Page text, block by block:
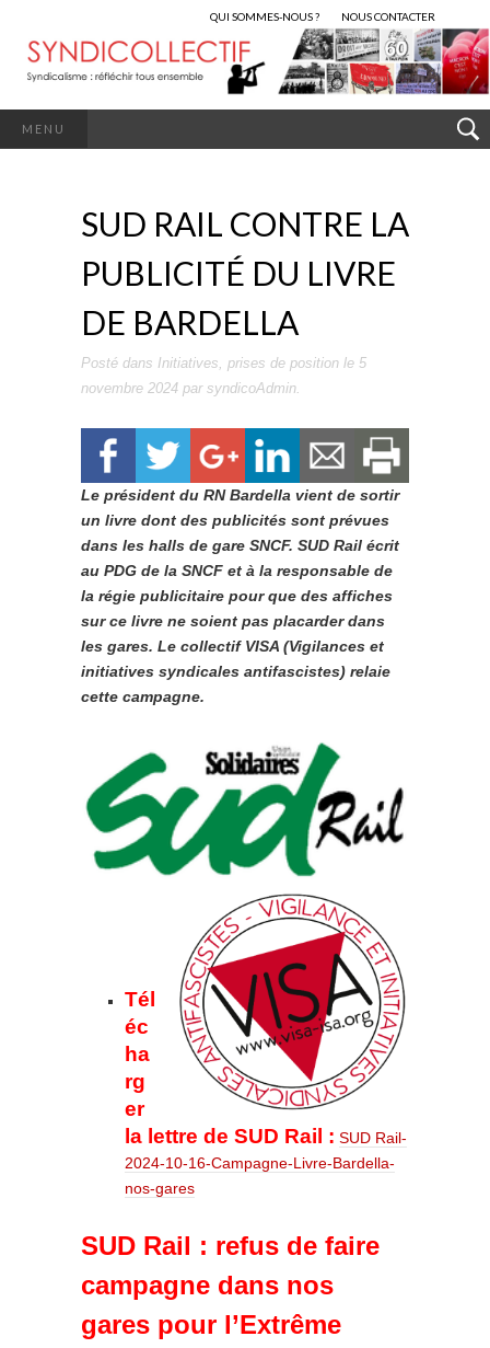
QUI SOMMES-NOUS ? NOUS CONTACTER
MENU
SUD RAIL CONTRE LA
PUBLICITÉ DU LIVRE
DE BARDELLA
Posté dans Initiatives, prises de position le 5
novembre 2024 par syndicoAdmin.
Le président du RN Bardella vient de sortir
un livre dont des publicités sont prévues
dans les halls de gare SNCF. SUD Rail écrit
au PDG de la SNCF et à la responsable de
la régie publicitaire pour que des affiches
sur ce livre ne soient pas placarder dans
les gares. Le collectif VISA (Vigilances et
initiatives syndicales antifascistes) relaie
cette campagne.
Tél
éc
ha
rg
er
la lettre de SUD Rail : SUD Rail-
2024-10-16-Campagne-Livre-Bardella-
nos-gares
SUD Rail : refus de faire
campagne dans nos
gares pour l’Extrême